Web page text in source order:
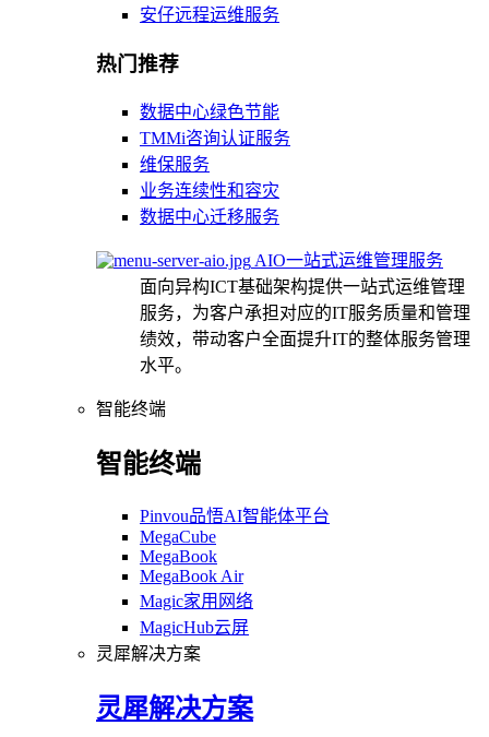
安仔远程运维服务
热门推荐
数据中心绿色节能
TMMi咨询认证服务
维保服务
业务连续性和容灾
数据中心迁移服务
AIO一站式运维管理服务
面向异构ICT基础架构提供一站式运维管理
服务，为客户承担对应的IT服务质量和管理
绩效，带动客户全面提升IT的整体服务管理
水平。
智能终端
智能终端
Pinvou品悟AI智能体平台
MegaCube
MegaBook
MegaBook Air
Magic家用网络
MagicHub云屏
灵犀解决方案
灵犀解决方案